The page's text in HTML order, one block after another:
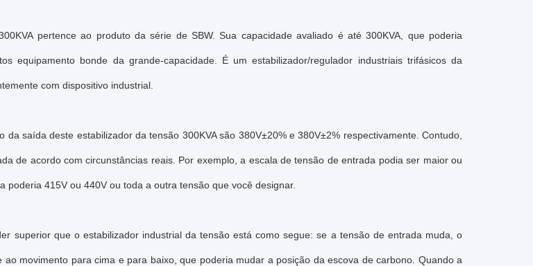
pertence ao produto da série de SBW. Sua capacidade avaliado é até 300KVA, que poderia
equipamento bonde da grande-capacidade. É um estabilizador/regulador industriais trifásicos da
com dispositivo industrial.
da saída deste estabilizador da tensão 300KVA são 380V±20% e 380V±2% respectivamente. Contudo,
de acordo com circunstâncias reais. Por exemplo, a escala de tensão de entrada podia ser maior ou
poderia 415V ou 440V ou toda a outra tensão que você designar.
superior que o estabilizador industrial da tensão está como segue: se a tensão de entrada muda, o
movimento para cima e para baixo, que poderia mudar a posição da escova de carbono. Quando a